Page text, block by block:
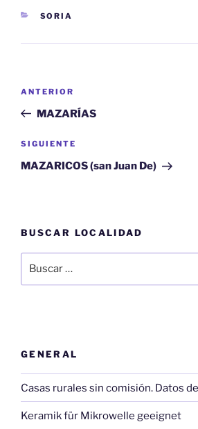
CATEGORÍAS
SORIA
entradas
Entrada
anterior:
ANTERIOR
MAZARÍAS
Siguiente
entrada
SIGUIENTE
MAZARICOS (san Juan De)
BUSCAR LOCALIDAD
por:
GENERAL
Casas rurales sin comisión. Datos
Keramik für Mikrowelle geeignet